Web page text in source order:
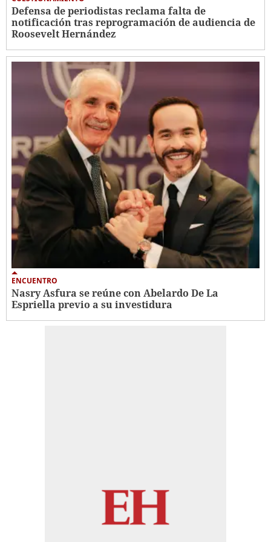
Defensa de periodistas reclama falta de
notificación tras reprogramación de audiencia de
Roosevelt Hernández
ENCUENTRO
Nasry Asfura se reúne con Abelardo De La
Espriella previo a su investidura